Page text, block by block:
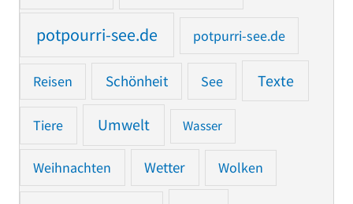
potpourri-see.de potpurri-see.de
Reisen Schönheit See Texte
Tiere Umwelt Wasser
Weihnachten Wetter Wolken